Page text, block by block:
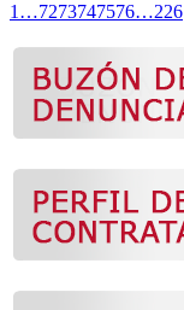
1 …7273747576…226